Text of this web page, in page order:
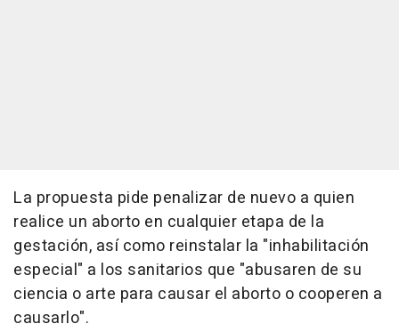
La propuesta pide penalizar de nuevo a quien
realice un aborto en cualquier etapa de la
gestación, así como reinstalar la "inhabilitación
especial" a los sanitarios que "abusaren de su
ciencia o arte para causar el aborto o cooperen a
causarlo".